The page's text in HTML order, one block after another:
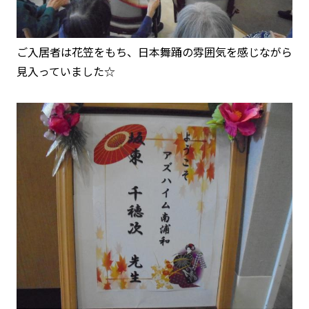
ご入居者は花笠をもち、日本舞踊の雰囲気を感じながら
見入っていました☆